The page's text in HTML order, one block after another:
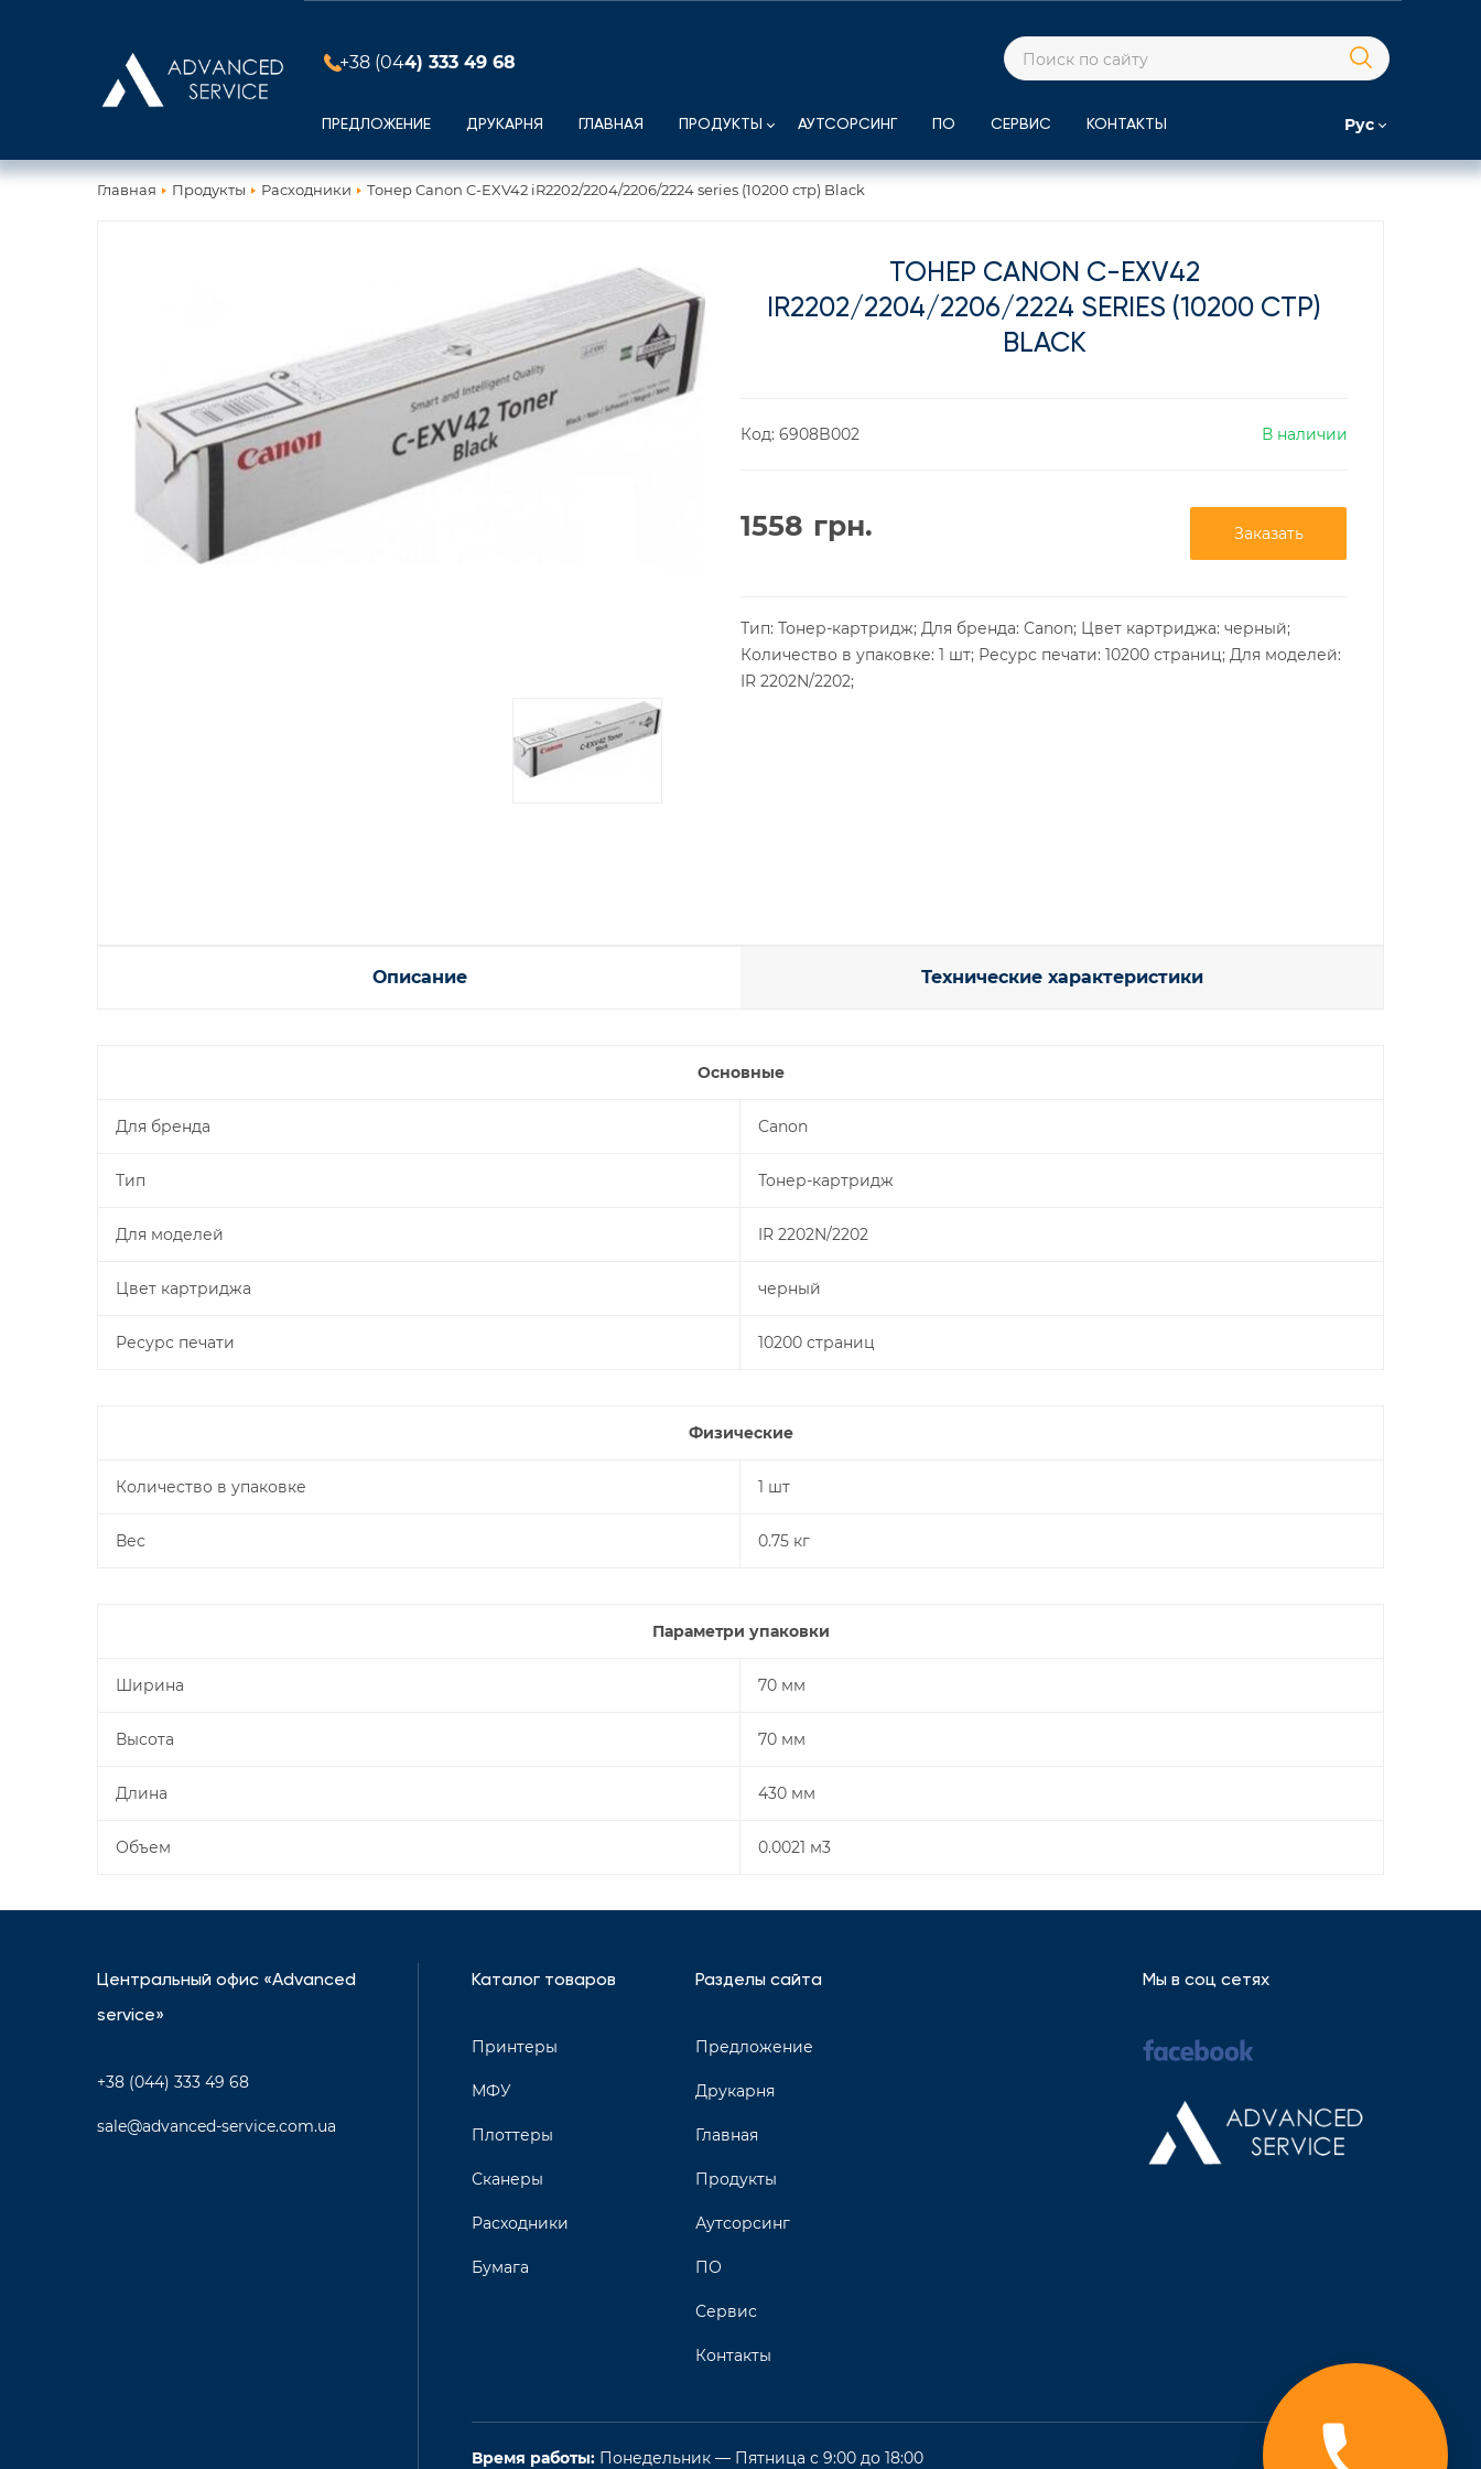
+38 (044) 333 49 68
ПРЕДЛОЖЕНИЕ ДРУКАРНЯ ГЛАВНАЯ ПРОДУКТЫ АУТСОРСИНГ ПО СЕРВИС КОНТАКТЫ Рус
Главная Продукты Расходники Тонер Canon C-EXV42 iR2202/2204/2206/2224 series (10200 стр) Black
ТОНЕР CANON C-EXV42
IR2202/2204/2206/2224 SERIES (10200 СТР)
BLACK
Код: 6908B002 В наличии
1558 грн. Заказать
Тип: Тонер-картридж; Для бренда: Canon; Цвет картриджа: черный;
Количество в упаковке: 1 шт; Ресурс печати: 10200 страниц; Для моделей:
IR 2202N/2202;
Описание Технические характеристики
Основные
Для бренда Canon
Тип Тонер-картридж
Для моделей IR 2202N/2202
Цвет картриджа черный
Ресурс печати 10200 страниц
Физические
Количество в упаковке 1 шт
Вес 0.75 кг
Параметри упаковки
Ширина 70 мм
Высота 70 мм
Длина 430 мм
Объем 0.0021 м3
Центральный офис «Advanced
service»
+38 (044) 333 49 68
sale@advanced-service.com.ua
Каталог товаров
Принтеры
МФУ
Плоттеры
Сканеры
Расходники
Бумага
Разделы сайта
Предложение
Друкарня
Главная
Продукты
Аутсорсинг
ПО
Сервис
Контакты
Мы в соц сетях
Время работы: Понедельник — Пятница с 9:00 до 18:00